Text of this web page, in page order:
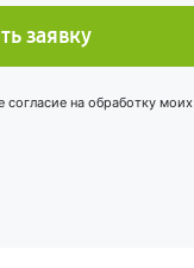
заявку
на обработку моих